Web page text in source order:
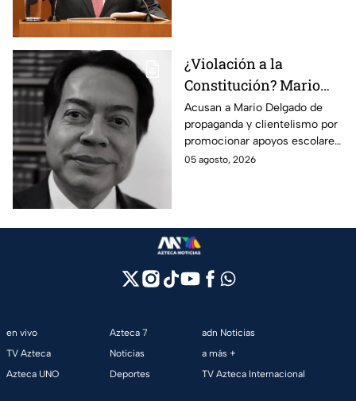
¿Violación a la
Constitución? Mario
Delgado usa la beca
Rita Cetina para hacer
propaganda
Acusan a Mario Delgado de
propaganda y clientelismo por
promocionar apoyos escolares
como un “favor” del gobierno.
05 agosto, 2026
en vivo
TV Azteca
Azteca UNO
Azteca 7
Noticias
Deportes
adn Noticias
a más +
TV Azteca Internacional